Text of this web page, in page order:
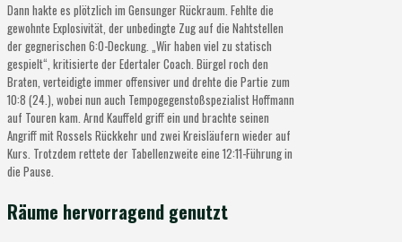
Dann hakte es plötzlich im Gensunger Rückraum. Fehlte die
gewohnte Explosivität, der unbedingte Zug auf die Nahtstellen
der gegnerischen 6:0-Deckung. „Wir haben viel zu statisch
gespielt“, kritisierte der Edertaler Coach. Bürgel roch den
Braten, verteidigte immer offensiver und drehte die Partie zum
10:8 (24.), wobei nun auch Tempogegenstoßspezialist Hoffmann
auf Touren kam. Arnd Kauffeld griff ein und brachte seinen
Angriff mit Rossels Rückkehr und zwei Kreisläufern wieder auf
Kurs. Trotzdem rettete der Tabellenzweite eine 12:11-Führung in
die Pause.
Räume hervorragend genutzt